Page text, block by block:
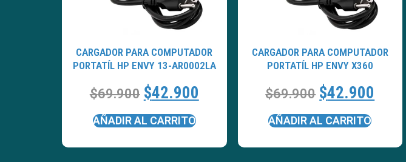
CARGADOR PARA COMPUTADOR
PORTATÍL HP ENVY 13-AR0002LA
$69.900 $42.900
AÑADIR AL CARRITO
CARGADOR PARA COMPUTADOR
PORTATÍL HP ENVY X360
$69.900 $42.900
AÑADIR AL CARRITO